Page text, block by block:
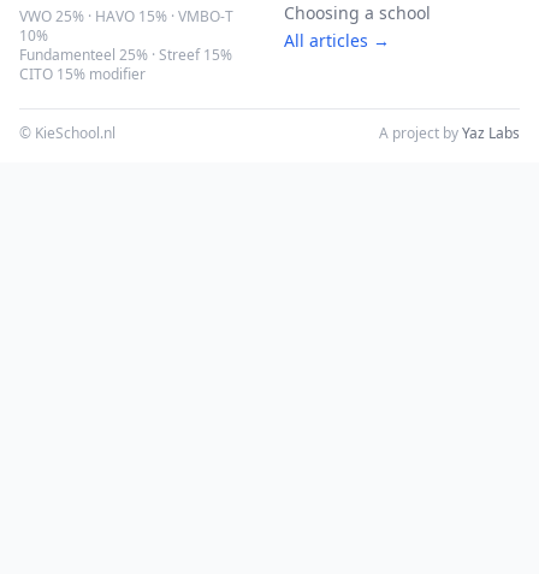
VWO 25% · HAVO 15% · VMBO-T
10%
Fundamenteel 25% · Streef 15%
CITO 15% modifier
Choosing a school
All articles →
© KieSchool.nl A project byYaz Labs